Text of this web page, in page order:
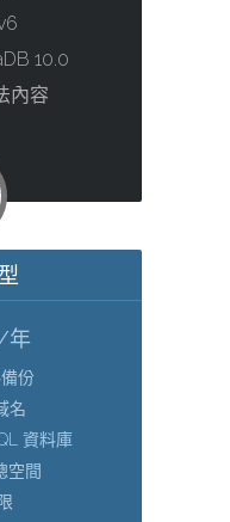
10.0
內容
份
名
資料庫
空間